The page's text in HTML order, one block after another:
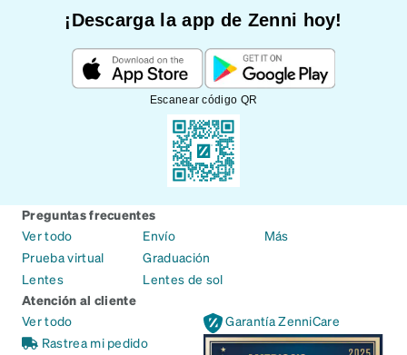
¡Descarga la app de Zenni hoy!
Escanear código QR
Preguntas frecuentes
Ver todo
Prueba virtual
Lentes
Envío
Graduación
Lentes de sol
Más
Atención al cliente
Ver todo
Rastrea mi pedido
Garantía ZenniCare